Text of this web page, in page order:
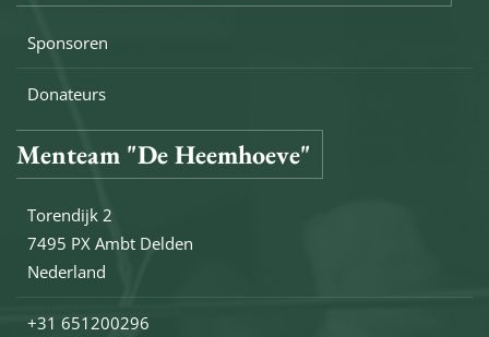
Sponsoren
Donateurs
Menteam "De Heemhoeve"
Torendijk 2
7495 PX Ambt Delden
Nederland
+31 651200296